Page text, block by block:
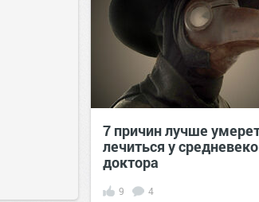
7 причин лучше
лечиться у
доктора
9 4